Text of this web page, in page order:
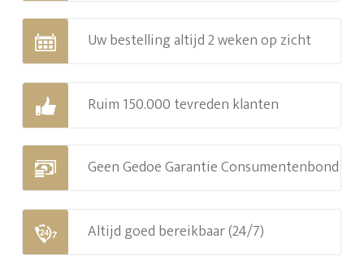
Uw bestelling altijd 2 weken op zicht
Ruim 150.000 tevreden klanten
Geen Gedoe Garantie Consumentenbond
Altijd goed bereikbaar (24/7)